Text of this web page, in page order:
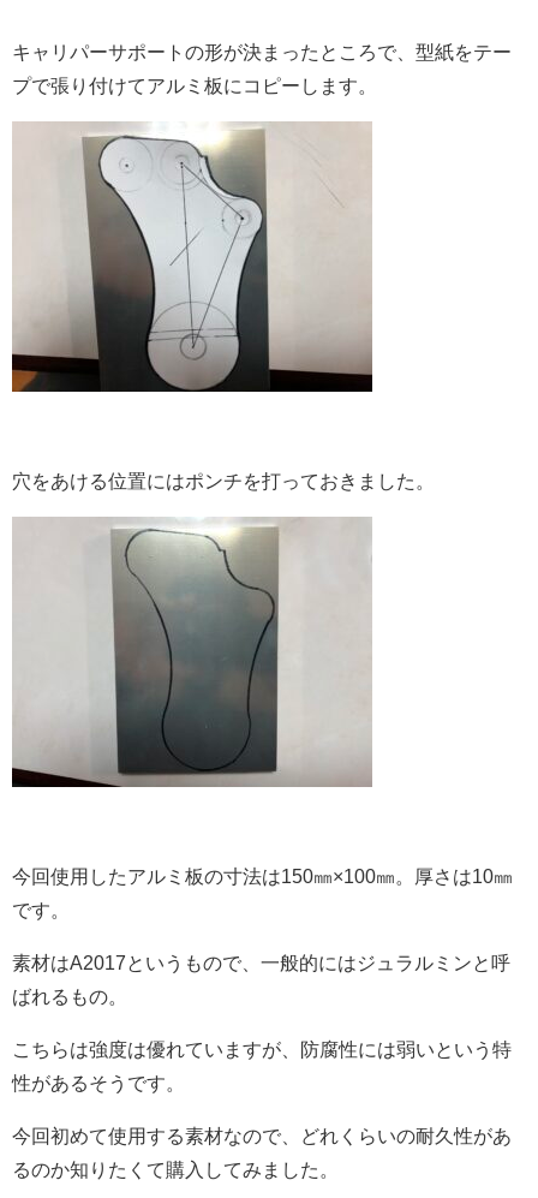
キャリパーサポートの形が決まったところで、型紙をテー
プで張り付けてアルミ板にコピーします。
穴をあける位置にはポンチを打っておきました。
今回使用したアルミ板の寸法は150㎜×100㎜。厚さは10㎜
です。
素材はA2017というもので、一般的にはジュラルミンと呼
ばれるもの。
こちらは強度は優れていますが、防腐性には弱いという特
性があるそうです。
今回初めて使用する素材なので、どれくらいの耐久性があ
るのか知りたくて購入してみました。